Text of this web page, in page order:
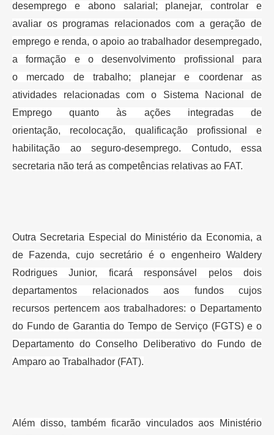
desemprego e abono salarial; planejar, controlar e
avaliar os programas relacionados com a geração de
emprego e renda, o apoio aotrabalhador desempregado,
a formação e o desenvolvimento profissional para
o mercado de trabalho; planejar e coordenar as
atividades relacionadas com o Sistema Nacional de
Emprego quanto às ações integradas de
orientação, recolocação, qualificação profissional e
habilitação ao seguro-desemprego. Contudo, essa
secretaria não terá as competências relativas ao FAT.
Outra Secretaria Especial do Ministério da Economia, a
de Fazenda, cujo secretário é o engenheiro Waldery
Rodrigues Junior, ficará responsável pelos dois
departamentos relacionados aos fundos cujos
recursos pertencem aos trabalhadores: o Departamento
do Fundo de Garantia do Tempo de Serviço (FGTS) e o
Departamento do Conselho Deliberativo do Fundo de
Amparo ao Trabalhador (FAT).
Além disso, também ficarão vinculados aos Ministério